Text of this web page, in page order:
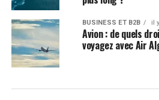
BUSINESS ET B2B il
Avion : de quels
voyagez avec Air